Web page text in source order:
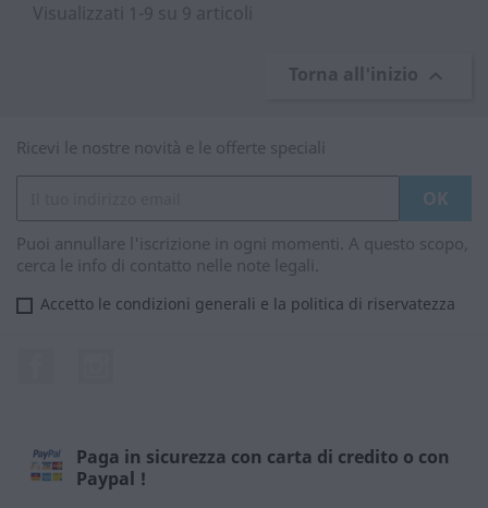
Visualizzati 1-9 su 9 articoli
Torna all'inizio 
Ricevi le nostre novità e le offerte speciali
Puoi annullare l'iscrizione in ogni momenti. A questo scopo,
cerca le info di contatto nelle note legali.
Accetto le condizioni generali e la politica di riservatezza
Paga in sicurezza con carta di credito o con
Paypal !